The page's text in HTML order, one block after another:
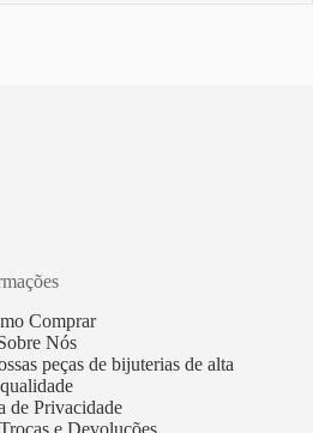
Comprar
Nós
peças de bijuterias de alta
qualidade
de Privacidade
e Devoluções